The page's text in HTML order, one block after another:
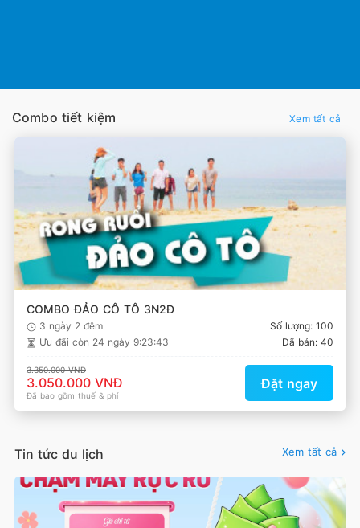
Combo tiết kiệm Xem tất cả
COMBO ĐẢO CÔ TÔ 3N2Đ
3 ngày 2 đêm
Số lượng: 100
Ưu đãi còn 24 ngày 9:23:43 Đã bán: 40
3.350.000 VNĐ
3.050.000 VNĐ
Đã bao gồm thuế & phí
Đặt ngay
Tin tức du lịch Xem tất cả